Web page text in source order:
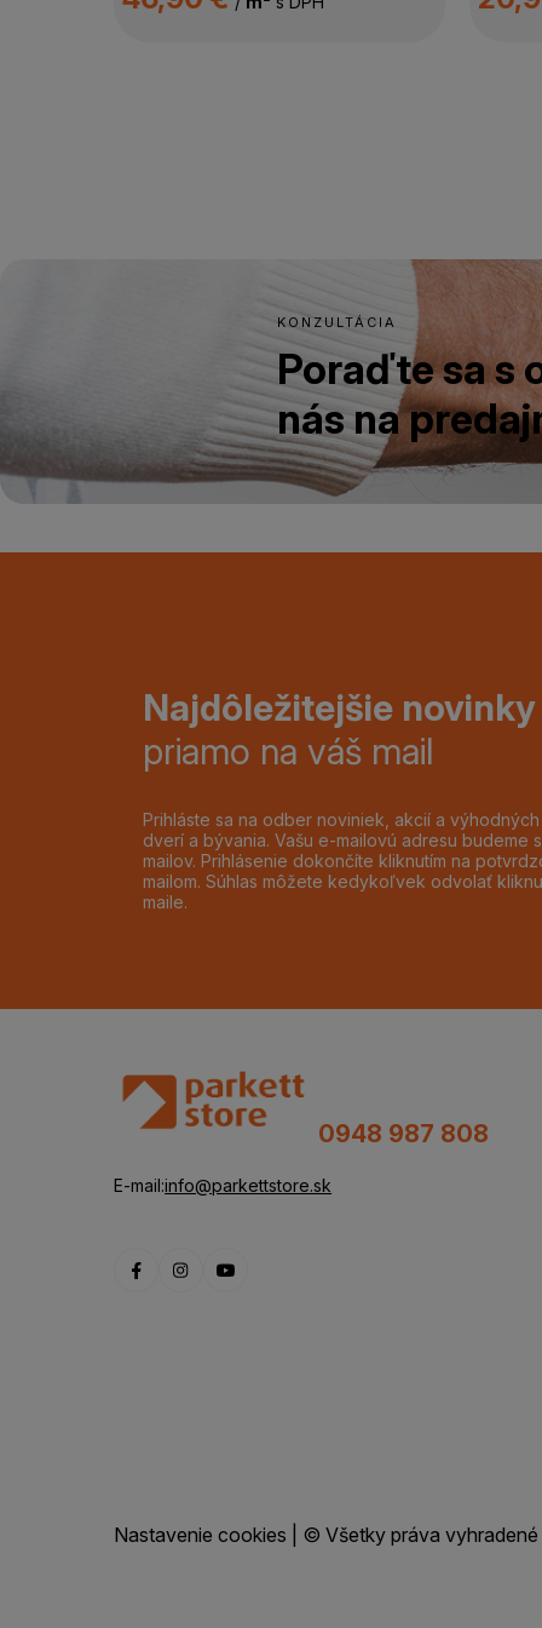
KONZULTÁCIA
Poraďte sa s
nás na
Najdôležitejšie novinky
priamo na váš mail
Prihláste sa na odber noviniek, akcií a
dverí a bývania. Vašu e-mailovú adresu
mailov. Prihlásenie dokončíte kliknutím na
mailom. Súhlas môžete kedykoľvek odvolať
maile.
0948 987 808
E-mail:info@parkettstore.sk
Nastavenie cookies | © Všetky práva